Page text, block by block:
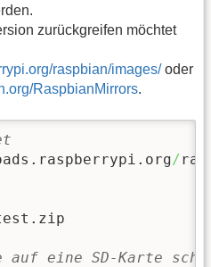
zurückgreifen möchtet
raspbian/images/oder
RaspbianMirrors.
/
auf eine SD-Karte